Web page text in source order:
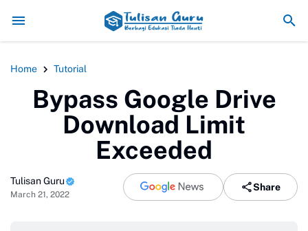
GAK GITU KAPAN PUNYA NYA?4 Rekomendasi Parfume 7
Home Tutorial
Bypass Google Drive
Download Limit
Exceeded
Tulisan Guru
March 21, 2022
Share